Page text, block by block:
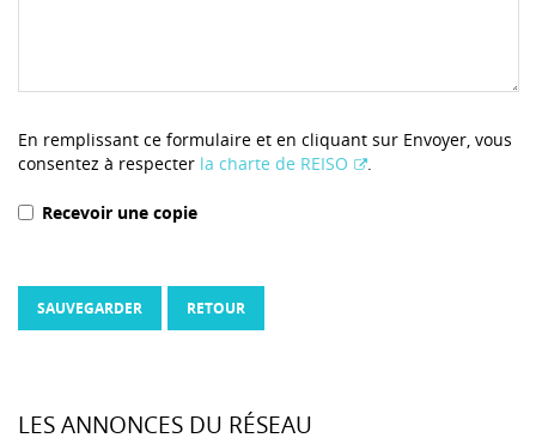
En remplissant ce formulaire et en cliquant sur Envoyer, vous
consentez à respecter la charte de REISO .
Recevoir une copie
SAUVEGARDER RETOUR
LES ANNONCES DU RÉSEAU